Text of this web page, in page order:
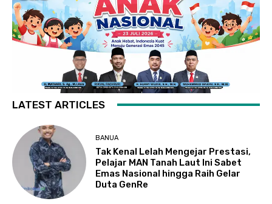
LATEST ARTICLES
BANUA
Tak Kenal Lelah Mengejar Prestasi,
Pelajar MAN Tanah Laut Ini Sabet
Emas Nasional hingga Raih Gelar
Duta GenRe